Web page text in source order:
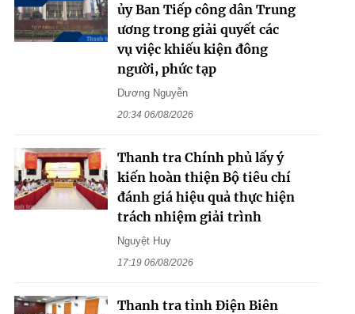
ủy Ban Tiếp công dân Trung
ương trong giải quyết các
vụ việc khiếu kiện đông
người, phức tạp
Dương Nguyễn
20:34 06/08/2026
Thanh tra Chính phủ lấy ý
kiến hoàn thiện Bộ tiêu chí
đánh giá hiệu quả thực hiện
trách nhiệm giải trình
Nguyệt Huy
17:19 06/08/2026
Thanh tra tỉnh Điện Biên